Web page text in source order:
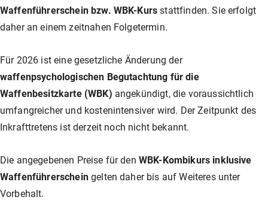
Halbautomaten-& PCC-Kurse
Long Range Shooting
Halbautomaten-& PCC-Kurse
Long Range Shooting
Waffenführerschein bzw. WBK-Kurs stattfinden. Sie erfolgt
daher an einem zeitnahen Folgetermin.
Für 2026 ist eine gesetzliche Änderung der
waffenpsychologischen Begutachtung für die
Waffenbesitzkarte (WBK) angekündigt, die voraussichtlich
umfangreicher und kostenintensiver wird. Der Zeitpunkt des
Inkrafttretens ist derzeit noch nicht bekannt.
Die angegebenen Preise für den WBK-Kombikurs inklusive
Waffenführerscheingelten daher bis auf Weiteres unter
Vorbehalt.